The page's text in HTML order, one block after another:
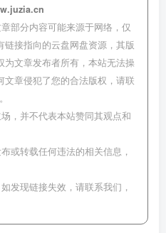
部分内容可能来源于网络，仅
接指向的云盘网盘资源，其版
文章发布者所有，本站无法操
章侵犯了您的合法版权，请联
，并不代表本站赞同其观点和
或转载任何违法的相关信息，
发现链接失效，请联系我们，